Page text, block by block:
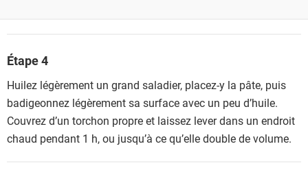
Étape 4
Huilez légèrement un grand saladier, placez-y la pâte, puis
badigeonnez légèrement sa surface avec un peu d’huile.
Couvrez d’un torchon propre et laissez lever dans un endroit
chaud pendant 1 h, ou jusqu’à ce qu’elle double de volume.